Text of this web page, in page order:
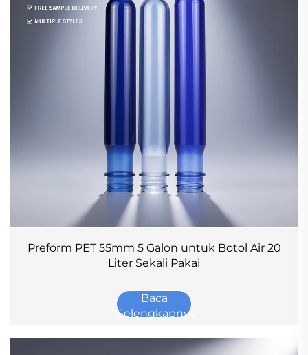
Preform PET 55mm 5 Galon untuk Botol Air 20
Liter Sekali Pakai
Baca
Selengkapnya